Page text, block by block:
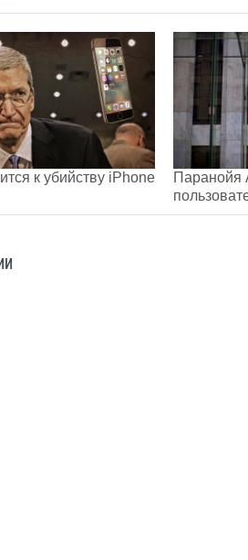
к убийству iPhone
Паранойя